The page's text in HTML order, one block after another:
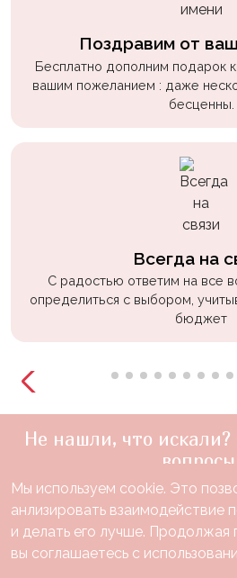
Поздравим от
Бесплатно дополним подарок
вашим пожеланием : даже
бесценны.
Всегда на
С радостью ответим на все
определиться с выбором,
бюджет
Не нашли, что
звонок по России
Нужна
Мы используем cookie. Это
анлизировать взаимодействие
и делать его лучше. Продолжая
вы соглашаетесь с